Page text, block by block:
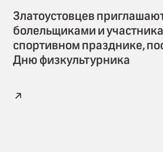
Златоустовцев
болельщиками и
спортивном празднике,
Дню физкультурника